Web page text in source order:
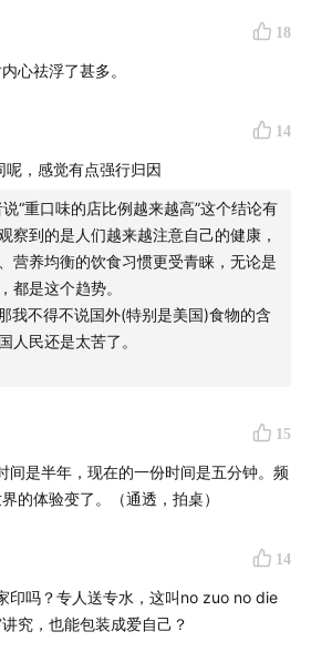
18
心祛浮了甚多。
14
呢，感觉有点强行归因
“重口味的店比例越来越高”这个结论有
察到的是人们越来越注意自己的健康，
营养均衡的饮食习惯更受青睐，无论是
都是这个趋势。
我不得不说国外(特别是美国)食物的含
人民还是太苦了。
15
间是半年，现在的一份时间是五分钟。频
的体验变了。（通透，拍桌）
14
印吗？专人送专水，这叫no zuo no die
究，也能包装成爱自己？